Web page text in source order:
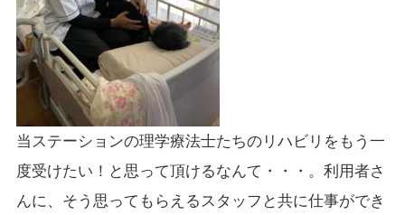
当ステーションの理学療法士たちのリハビリをもう一
度受けたい！と思って頂けるなんて・・・。利用者さ
んに、そう思ってもらえるスタッフと共に仕事ができ